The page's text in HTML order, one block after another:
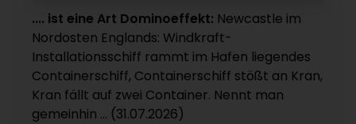
Nettoergebnis wieder im positiven Bereich
.... ist eine Art Dominoeffekt: Newcastle im
Nordosten Englands: Windkraft-
Installationsschiff rammt im Hafen liegendes
Containerschiff, Containerschiff stößt an Kran,
Kran fällt auf zwei Container. Nennt man
gemeinhin ... (31.07.2026)